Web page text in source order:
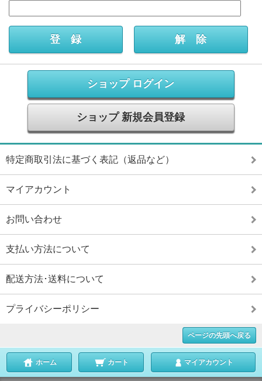
ショップ ログイン
ショップ 新規会員登録
特定商取引法に基づく表記（返品など）
マイアカウント
お問い合わせ
支払い方法について
配送方法･送料について
プライバシーポリシー
ページの先頭へ戻る
ホーム カート マイアカウント